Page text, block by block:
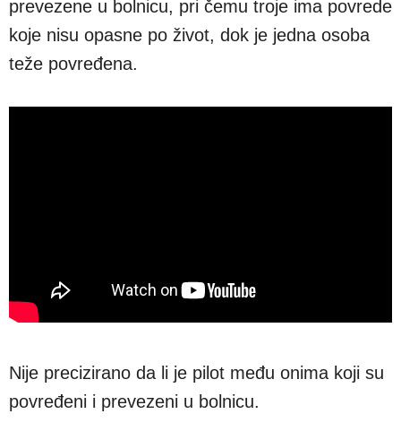
prevezene u bolnicu, pri čemu troje ima povrede
koje nisu opasne po život, dok je jedna osoba
teže povređena.
Nije precizirano da li je pilot među onima koji su
povređeni i prevezeni u bolnicu.